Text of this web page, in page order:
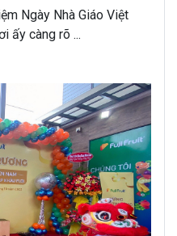
Ngày Nhà Giáo Việt
ấy càng rõ ...